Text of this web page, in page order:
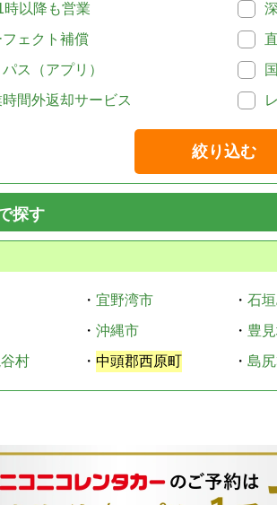
時以降も営業
ェクト補償
ス（アプリ）
間外返却サービス
絞り込む
探す
・ 宜野湾市 ・ 石
・ 沖縄市 ・ 豊
村 ・ 中頭郡西原町 ・ 島